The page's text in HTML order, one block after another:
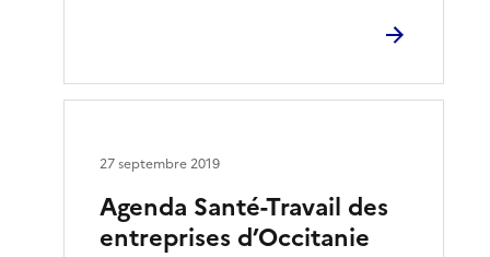
Agenda Santé-Travail des
entreprises d’Occitanie
27 septembre 2019